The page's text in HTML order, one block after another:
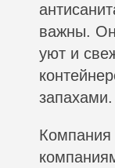
важны.
уют и
запахами.
Компания